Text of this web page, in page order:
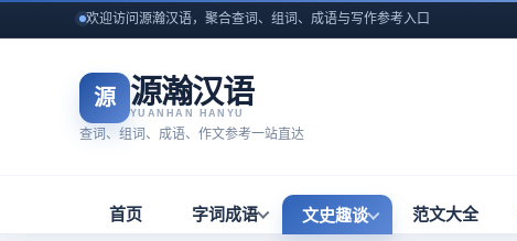
欢迎访问源瀚汉语，聚合查词、组词、成语与写作参考入口
源 源瀚汉语
YUANHAN HANYU
查词、组词、成语、作文参考一站直达
首页 字词成语 文史趣谈 范文大全